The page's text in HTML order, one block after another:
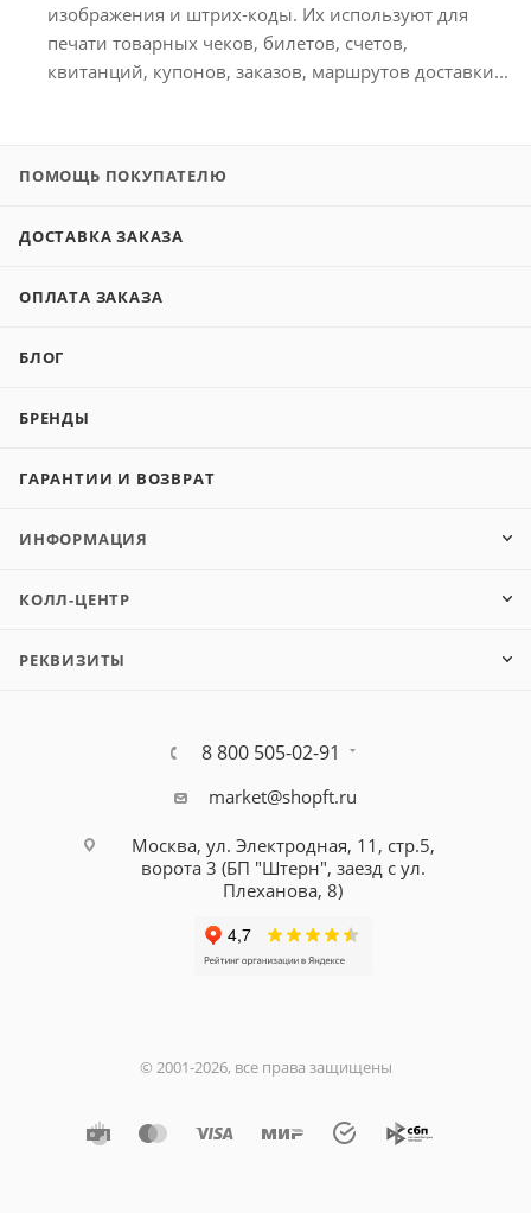
изображения и штрих-коды. Их используют для
печати товарных чеков, билетов, счетов,
квитанций, купонов, заказов, маршрутов доставки...
ПОМОЩЬ ПОКУПАТЕЛЮ
ДОСТАВКА ЗАКАЗА
ОПЛАТА ЗАКАЗА
БЛОГ
БРЕНДЫ
ГАРАНТИИ И ВОЗВРАТ
ИНФОРМАЦИЯ
КОЛЛ-ЦЕНТР
РЕКВИЗИТЫ
8 800 505-02-91
market@shopft.ru
Москва, ул. Электродная, 11, стр.5,
ворота 3 (БП "Штерн", заезд с ул.
Плеханова, 8)
© 2001-2026, все права защищены